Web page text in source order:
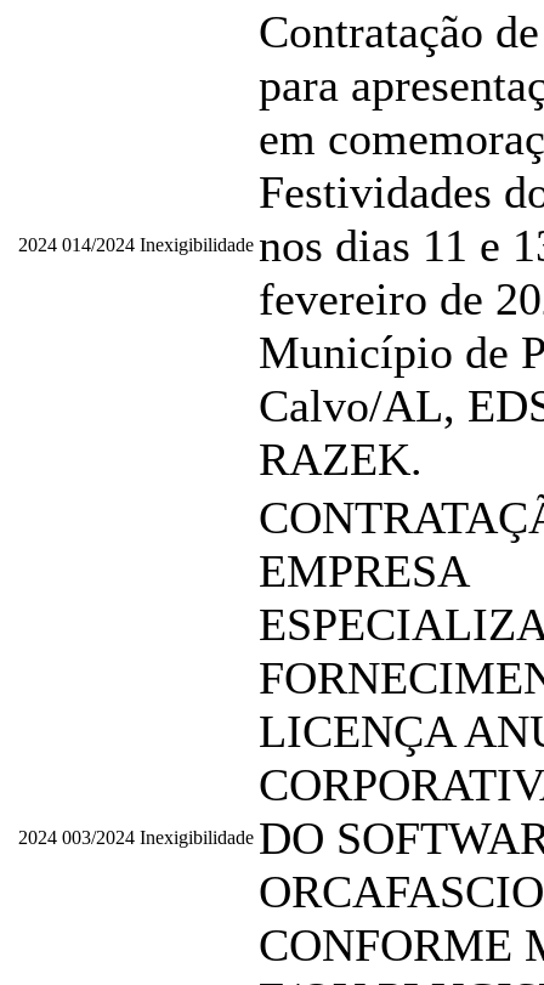
2024 014/2024 Inexigibilidade
Contratação
para
em
Festividades
nos dias 11 e
fevereiro de
Município de
Calvo/AL,
RAZEK.
2024 003/2024 Inexigibilidade
EMPRESA
LICENÇA
DO
CONFORME